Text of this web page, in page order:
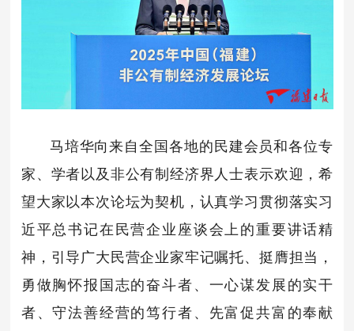
马培华向来自全国各地的民建会员和各位专
家、学者以及非公有制经济界人士表示欢迎，希
望大家以本次论坛为契机，认真学习贯彻落实习
近平总书记在民营企业座谈会上的重要讲话精
神，引导广大民营企业家牢记嘱托、挺膺担当，
勇做胸怀报国志的奋斗者、一心谋发展的实干
者、守法善经营的笃行者、先富促共富的奉献